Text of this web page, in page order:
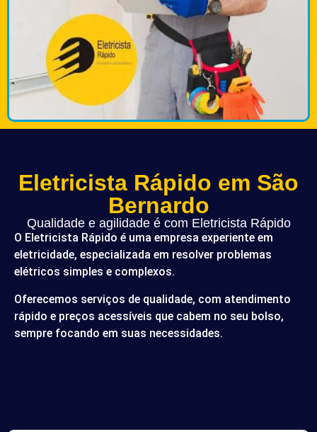
Eletricista Rápido em São
Bernardo
Qualidade e agilidade é com Eletricista Rápido
O Eletricista Rápido é uma empresa experiente em
eletricidade, especializada em resolver problemas
elétricos simples e complexos.
Oferecemos serviços de qualidade, com atendimento
rápido e preços acessíveis que cabem no seu bolso,
sempre focando em suas necessidades.